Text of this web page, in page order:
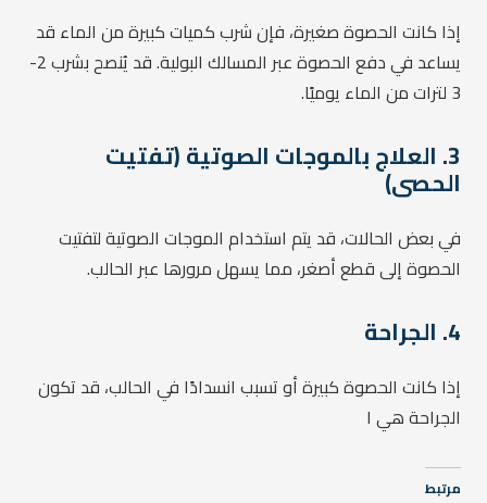
إذا كانت الحصوة صغيرة، فإن شرب كميات كبيرة من الماء قد
يساعد في دفع الحصوة عبر المسالك البولية. قد يُنصح بشرب 2-
3 لترات من الماء يوميًا.
3. العلاج بالموجات الصوتية (تفتيت
الحصى)
في بعض الحالات، قد يتم استخدام الموجات الصوتية لتفتيت
الحصوة إلى قطع أصغر، مما يسهل مرورها عبر الحالب.
4. الجراحة
إذا كانت الحصوة كبيرة أو تسبب انسدادًا في الحالب، قد تكون
الجراحة هي ا
مرتبط